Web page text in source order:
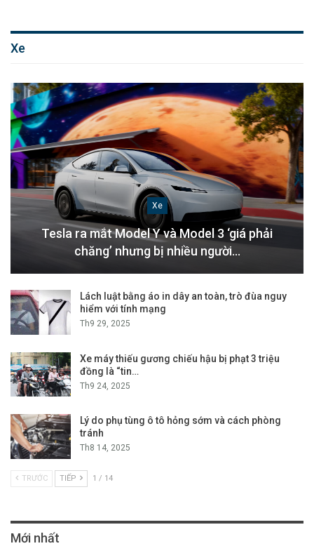
Xe
Xe
Tesla ra mắt Model Y và Model 3 ‘giá phải
chăng’ nhưng bị nhiều người…
Lách luật bằng áo in dây an toàn, trò đùa nguy
hiểm với tính mạng
Th9 29, 2025
Xe máy thiếu gương chiếu hậu bị phạt 3 triệu
đồng là “tin…
Th9 24, 2025
Lý do phụ tùng ô tô hỏng sớm và cách phòng
tránh
Th8 14, 2025
TRƯỚC TIẾP 1 / 14
Mới nhất